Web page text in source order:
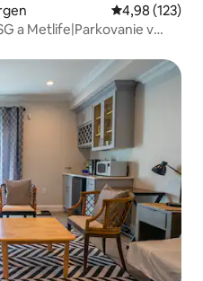
Priemerné
4,98 (123)
a Metlife|Parkovanie v